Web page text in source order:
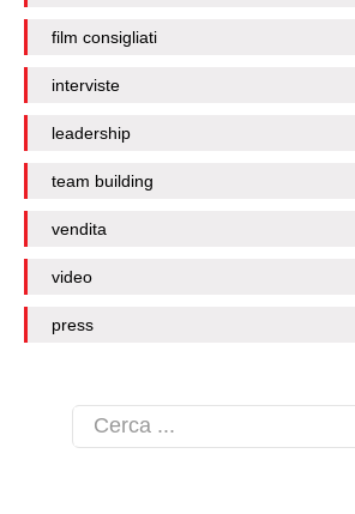
film consigliati
interviste
leadership
team building
vendita
video
press